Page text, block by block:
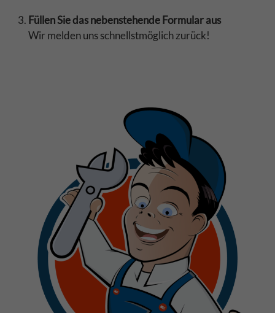
Füllen Sie das nebenstehende Formular aus
Wir melden uns schnellstmöglich zurück!